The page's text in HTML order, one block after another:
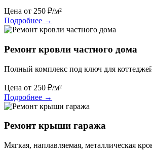
Цена от 250 ₽/м²
Подробнее →
Ремонт кровли частного дома
Полный комплекс под ключ для
Цена от 250 ₽/м²
Подробнее →
Ремонт крыши гаража
Мягкая, наплавляемая, металлическая